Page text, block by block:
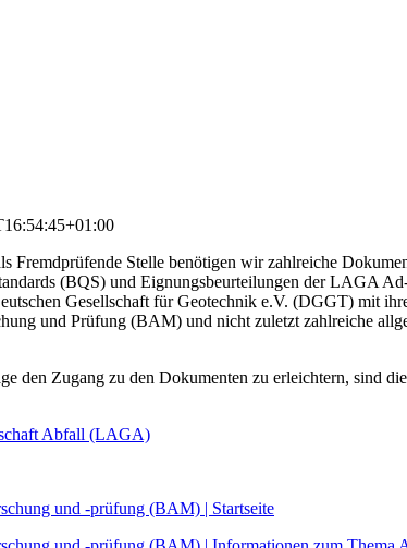
Fremdprüfende Stelle benötigen wir zahlreiche
(BQS) und Eignungsbeurteilungen der LAGA
Gesellschaft für Geotechnik e.V. (DGGT) mit
und Prüfung (BAM) und nicht zuletzt zahlreiche
den Zugang zu den Dokumenten zu erleichtern, sind
Abfall (LAGA)
und -prüfung (BAM) | Startseite